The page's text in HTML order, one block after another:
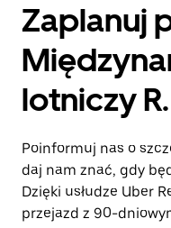
Zaplanuj
lotniczy
Poinformuj nas o
daj nam znać, gdy
Dzięki usłudze Uber
przejazd z 90-